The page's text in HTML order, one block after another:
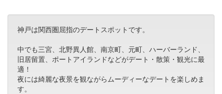
神戸は関西圏屈指のデートスポットです。
中でも三宮、北野異人館、南京町、元町、ハーバーランド、
旧居留置、ポートアイランドなどがデート・散策・観光に最
適！
夜には綺麗な夜景を観ながらムーディーなデートを楽しめま
す。